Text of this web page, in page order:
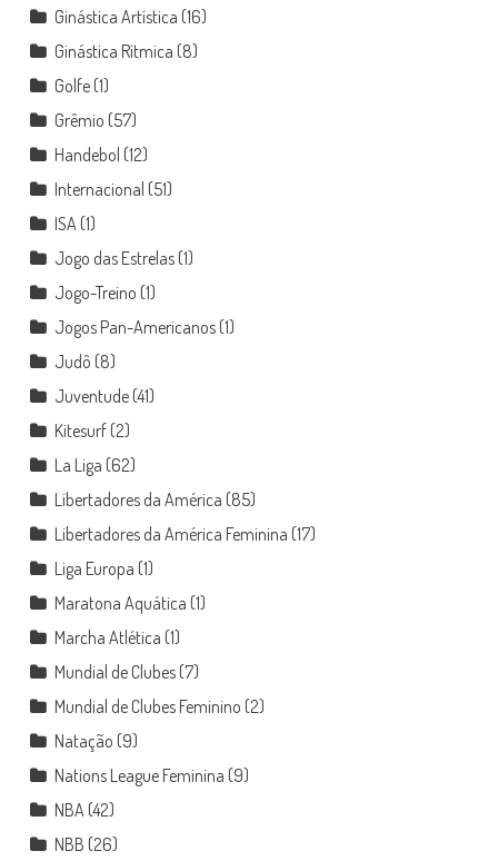
Ginástica Artística (16)
Ginástica Rítmica (8)
Golfe(1)
Grêmio (57)
Handebol (12)
Internacional (51)
ISA(1)
Jogo das Estrelas(1)
Jogo-Treino (1)
Jogos Pan-Americanos(1)
Judô (8)
Juventude(41)
Kitesurf(2)
La Liga (62)
Libertadores da América (85)
Libertadores da América Feminina (17)
Liga Europa (1)
Maratona Aquática (1)
Marcha Atlética (1)
Mundial de Clubes(7)
Mundial de Clubes Feminino (2)
Natação (9)
Nations League Feminina (9)
NBA(42)
NBB (26)